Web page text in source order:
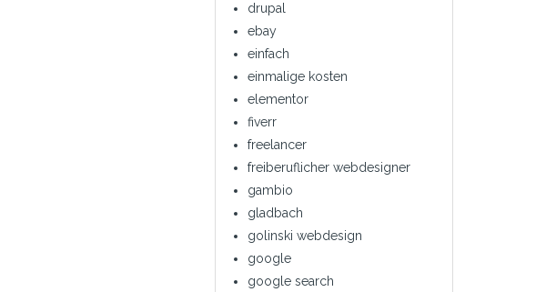
drupal
ebay
einfach
einmalige kosten
elementor
fiverr
freelancer
freiberuflicher webdesigner
gambio
gladbach
golinski webdesign
google
google search